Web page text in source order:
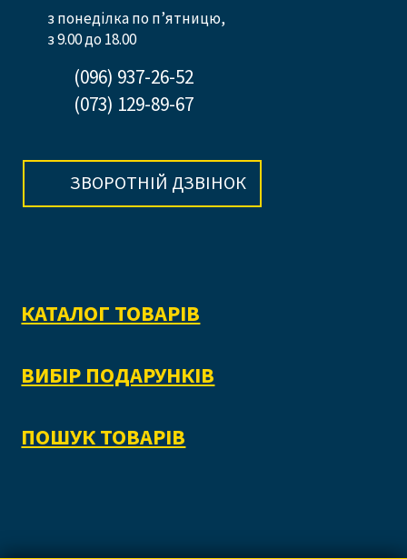
з понеділка по п’ятницю,
з 9.00 до 18.00
(096) 937-26-52
(073) 129-89-67
ЗВОРОТНІЙ ДЗВІНОК
КАТАЛОГ ТОВАРІВ
ВИБІР ПОДАРУНКІВ
ПОШУК ТОВАРІВ